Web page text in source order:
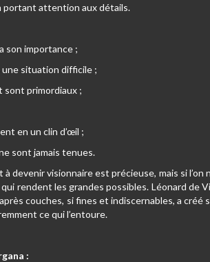
portant attention aux détails.
son importance ;
une situation difficile ;
sont primordiaux ;
en un clin d’œil ;
sont jamais tenues.
à devenir visionnaire est précieuse, mais si
rendent les grandes possibles. Léonard de
couches, si fines et indiscernables, a créé
ce qui l’entoure.
: